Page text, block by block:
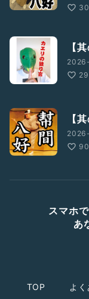
30
【
【
スマホ
あ
TOP よ